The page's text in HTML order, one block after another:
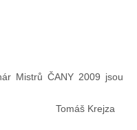
ČANY 2009 jsou